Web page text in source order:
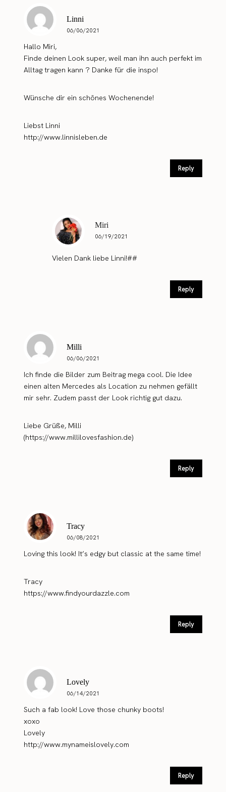
Linni
06/06/2021
Hallo Miri,
Finde deinen Look super, weil man ihn auch perfekt im
Alltag tragen kann ? Danke für die inspo!
Wünsche dir ein schönes Wochenende!
Liebst Linni
http://www.linnisleben.de
Reply
Miri
06/19/2021
Vielen Dank liebe Linni!##
Reply
Milli
06/06/2021
Ich finde die Bilder zum Beitrag mega cool. Die Idee
einen alten Mercedes als Location zu nehmen gefällt
mir sehr. Zudem passt der Look richtig gut dazu.
Liebe Grüße, Milli
(https://www.millilovesfashion.de)
Reply
Tracy
06/08/2021
Loving this look! It’s edgy but classic at the same time!
Tracy
https://www.findyourdazzle.com
Reply
Lovely
06/14/2021
Such a fab look! Love those chunky boots!
xoxo
Lovely
http://www.mynameislovely.com
Reply